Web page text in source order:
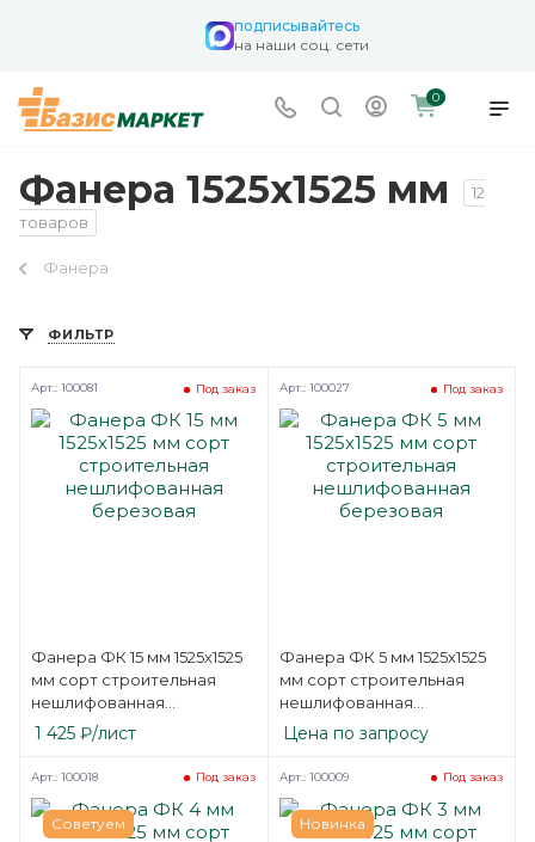
подписывайтесь
на наши соц. сети
0
Фанера 1525х1525 мм
12
товаров
Фанера
ФИЛЬТР
Фанера ФК 15 мм 1525х1525
мм сорт строительная
нешлифованная
березовая
Под заказ
Арт.: 100081
1 425 ₽/лист
Фанера ФК 5 мм 1525х1525
мм сорт строительная
нешлифованная
березовая
Под заказ
Арт.: 100027
Цена по запросу
Советуем
Под заказ
Арт.: 100018
Новинка
Под заказ
Арт.: 100009